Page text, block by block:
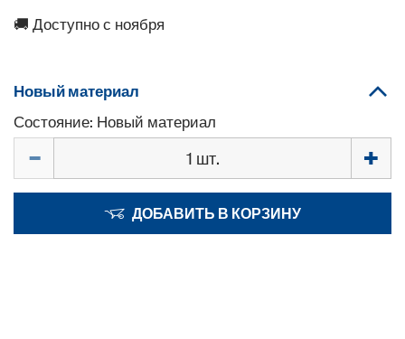
🚚 Доступно с ноября
Новый материал
Состояние: Новый материал
ДОБАВИТЬ В КОРЗИНУ